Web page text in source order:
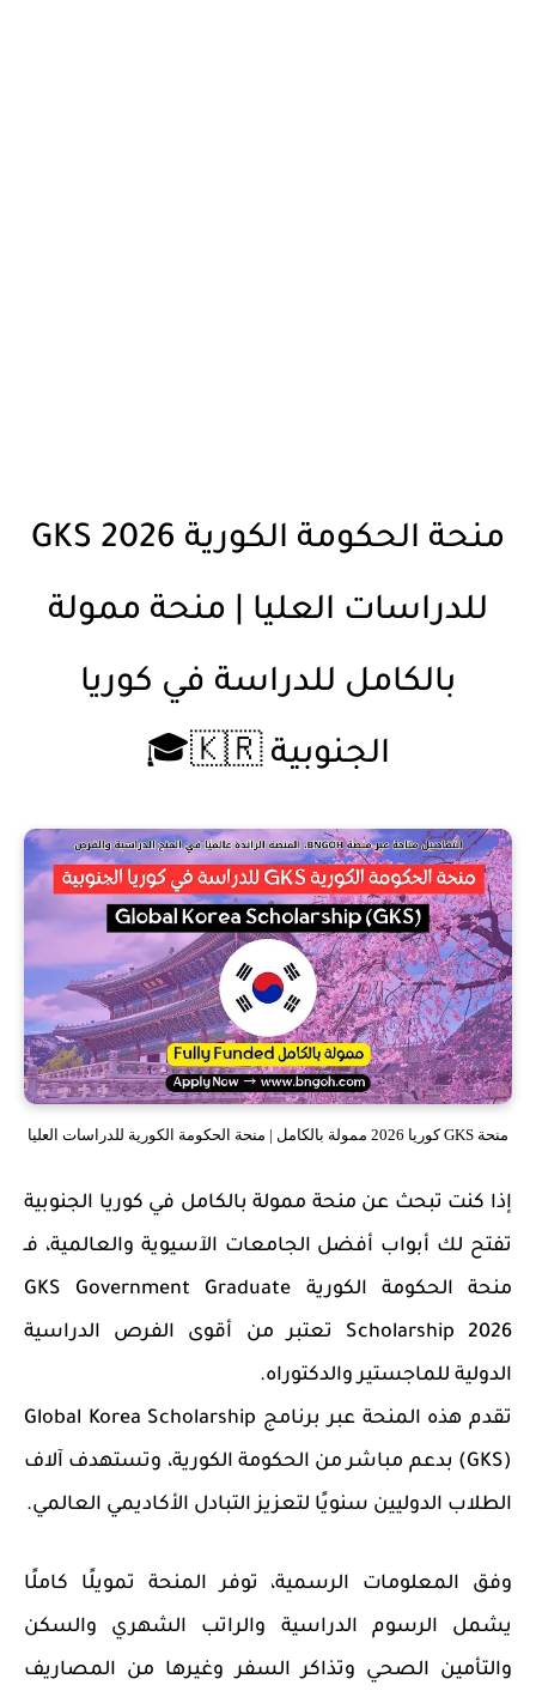
منحة الحكومة الكورية GKS 2026
للدراسات العليا | منحة ممولة
بالكامل للدراسة في كوريا
الجنوبية 🇰🇷🎓
منحة GKS كوريا 2026 ممولة بالكامل | منحة الحكومة الكورية للدراسات العليا
إذا كنت تبحث عن منحة ممولة بالكامل في كوريا الجنوبية
تفتح لك أبواب أفضل الجامعات الآسيوية والعالمية، فـ
منحة الحكومة الكورية GKS Government Graduate
Scholarship 2026 تعتبر من أقوى الفرص الدراسية
الدولية للماجستير والدكتوراه.
تقدم هذه المنحة عبر برنامج Global Korea Scholarship
(GKS) بدعم مباشر من الحكومة الكورية، وتستهدف آلاف
الطلاب الدوليين سنويًا لتعزيز التبادل الأكاديمي العالمي.
وفق المعلومات الرسمية، توفر المنحة تمويلًا كاملًا
يشمل الرسوم الدراسية والراتب الشهري والسكن
والتأمين الصحي وتذاكر السفر وغيرها من المصاريف